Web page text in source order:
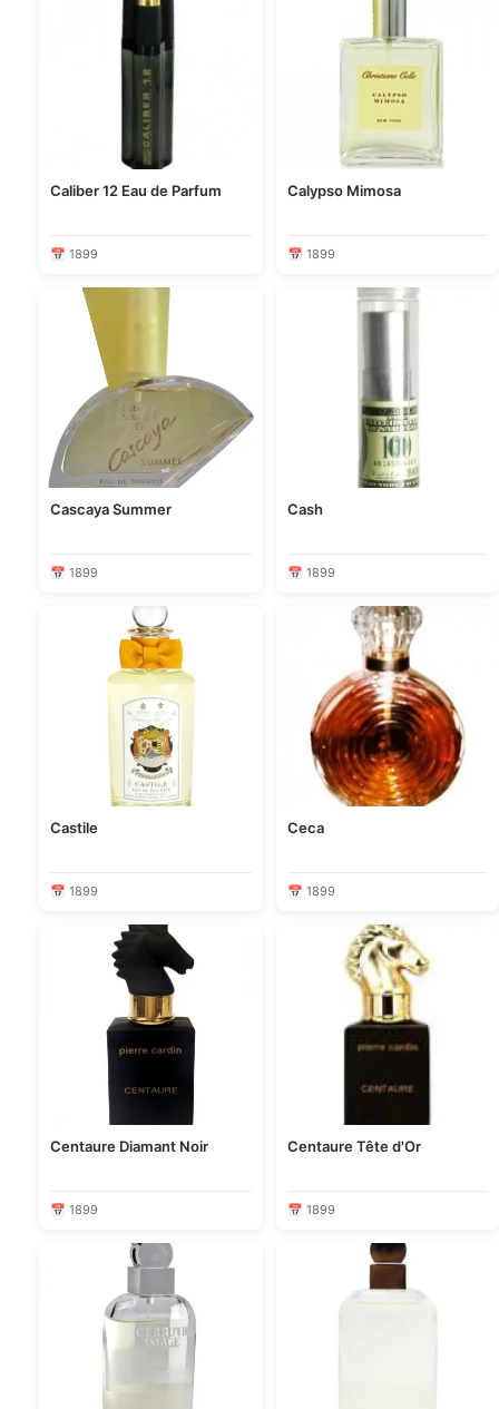
Caliber 12 Eau de Parfum
📅 1899
Calypso Mimosa
📅 1899
Cascaya Summer
📅 1899
Cash
📅 1899
Castile
📅 1899
Ceca
📅 1899
Centaure Diamant Noir
📅 1899
Centaure Tête d'Or
📅 1899